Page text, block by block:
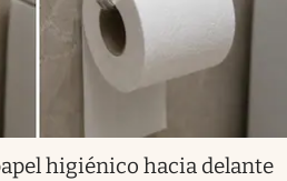
higiénico hacia delante